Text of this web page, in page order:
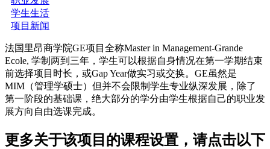
学生生活
项目新闻
法国里昂商学院GE项目全称Master in Management-Grande
Ecole, 学制两到三年，学生可以根据自身情况在第一学期结束
前选择项目时长，或Gap Year做实习或交换。GE虽然是
MIM（管理学硕士）但并不会限制学生专业纵深发展，除了
第一阶段的基础课，绝大部分的学分由学生根据自己的职业发
展方向自由选课完成。
更多关于该项目的课程设置，请点击以下